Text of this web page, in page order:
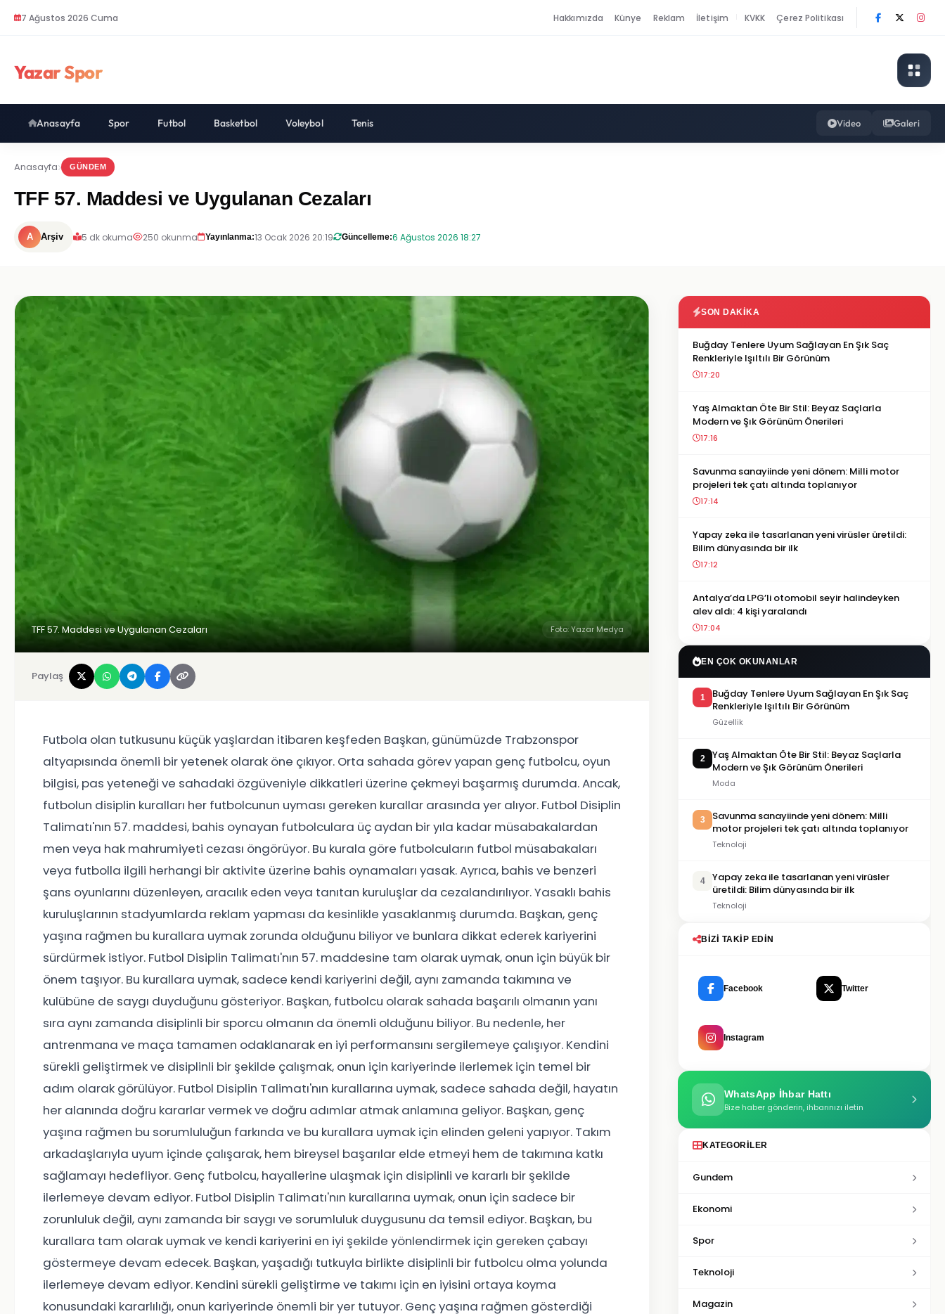
7 Ağustos 2026 Cuma Hakkımızda Künye Reklam İletişim KVKK Çerez Politikası
Yazar Spor
Anasayfa Spor Futbol Basketbol Voleybol Tenis Video Galeri
Anasayfa GÜNDEM
TFF 57. Maddesi ve Uygulanan Cezaları
A Arşiv 5 dk okuma 250 okunma Yayınlanma:13 Ocak 2026 20:19 Güncelleme:6 Ağustos 2026 18:27
TFF 57. Maddesi ve Uygulanan Cezaları Foto: Yazar Medya
Paylaş
Futbola olan tutkusunu küçük yaşlardan itibaren keşfeden Başkan, günümüzde Trabzonspor
altyapısında önemli bir yetenek olarak öne çıkıyor. Orta sahada görev yapan genç futbolcu, oyun
bilgisi, pas yeteneği ve sahadaki özgüveniyle dikkatleri üzerine çekmeyi başarmış durumda. Ancak,
futbolun disiplin kuralları her futbolcunun uyması gereken kurallar arasında yer alıyor. Futbol Disiplin
Talimatı'nın 57. maddesi, bahis oynayan futbolculara üç aydan bir yıla kadar müsabakalardan
men veya hak mahrumiyeti cezası öngörüyor. Bu kurala göre futbolcuların futbol müsabakaları
veya futbolla ilgili herhangi bir aktivite üzerine bahis oynamaları yasak. Ayrıca, bahis ve benzeri
şans oyunlarını düzenleyen, aracılık eden veya tanıtan kuruluşlar da cezalandırılıyor. Yasaklı bahis
kuruluşlarının stadyumlarda reklam yapması da kesinlikle yasaklanmış durumda. Başkan, genç
yaşına rağmen bu kurallara uymak zorunda olduğunu biliyor ve bunlara dikkat ederek kariyerini
sürdürmek istiyor. Futbol Disiplin Talimatı'nın 57. maddesine tam olarak uymak, onun için büyük bir
önem taşıyor. Bu kurallara uymak, sadece kendi kariyerini değil, aynı zamanda takımına ve
kulübüne de saygı duyduğunu gösteriyor. Başkan, futbolcu olarak sahada başarılı olmanın yanı
sıra aynı zamanda disiplinli bir sporcu olmanın da önemli olduğunu biliyor. Bu nedenle, her
antrenmana ve maça tamamen odaklanarak en iyi performansını sergilemeye çalışıyor. Kendini
sürekli geliştirmek ve disiplinli bir şekilde çalışmak, onun için kariyerinde ilerlemek için temel bir
adım olarak görülüyor. Futbol Disiplin Talimatı'nın kurallarına uymak, sadece sahada değil, hayatın
her alanında doğru kararlar vermek ve doğru adımlar atmak anlamına geliyor. Başkan, genç
yaşına rağmen bu sorumluluğun farkında ve bu kurallara uymak için elinden geleni yapıyor. Takım
arkadaşlarıyla uyum içinde çalışarak, hem bireysel başarılar elde etmeyi hem de takımına katkı
sağlamayı hedefliyor. Genç futbolcu, hayallerine ulaşmak için disiplinli ve kararlı bir şekilde
ilerlemeye devam ediyor. Futbol Disiplin Talimatı'nın kurallarına uymak, onun için sadece bir
zorunluluk değil, aynı zamanda bir saygı ve sorumluluk duygusunu da temsil ediyor. Başkan, bu
kurallara tam olarak uymak ve kendi kariyerini en iyi şekilde yönlendirmek için gereken çabayı
göstermeye devam edecek. Başkan, yaşadığı tutkuyla birlikte disiplinli bir futbolcu olma yolunda
ilerlemeye devam ediyor. Kendini sürekli geliştirme ve takımı için en iyisini ortaya koyma
konusundaki kararlılığı, onun kariyerinde önemli bir yer tutuyor. Genç yaşına rağmen gösterdiği
SON DAKIKA
Buğday Tenlere Uyum Sağlayan En Şık Saç
Renkleriyle Işıltılı Bir Görünüm
17:20
Yaş Almaktan Öte Bir Stil: Beyaz Saçlarla
Modern ve Şık Görünüm Önerileri
17:16
Savunma sanayiinde yeni dönem: Milli motor
projeleri tek çatı altında toplanıyor
17:14
Yapay zeka ile tasarlanan yeni virüsler üretildi:
Bilim dünyasında bir ilk
17:12
Antalya’da LPG’li otomobil seyir halindeyken
alev aldı: 4 kişi yaralandı
17:04
EN ÇOK OKUNANLAR
1
Buğday Tenlere Uyum Sağlayan En Şık Saç
Renkleriyle Işıltılı Bir Görünüm
Güzellik
2
Yaş Almaktan Öte Bir Stil: Beyaz Saçlarla
Modern ve Şık Görünüm Önerileri
Moda
3
Savunma sanayiinde yeni dönem: Milli
motor projeleri tek çatı altında toplanıyor
Teknoloji
4
Yapay zeka ile tasarlanan yeni virüsler
üretildi: Bilim dünyasında bir ilk
Teknoloji
BIZI TAKIP EDIN
Facebook Twitter
Instagram
WhatsApp İhbar Hattı
Bize haber gönderin, ihbarınızı iletin
KATEGORILER
Gundem
Ekonomi
Spor
Teknoloji
Magazin